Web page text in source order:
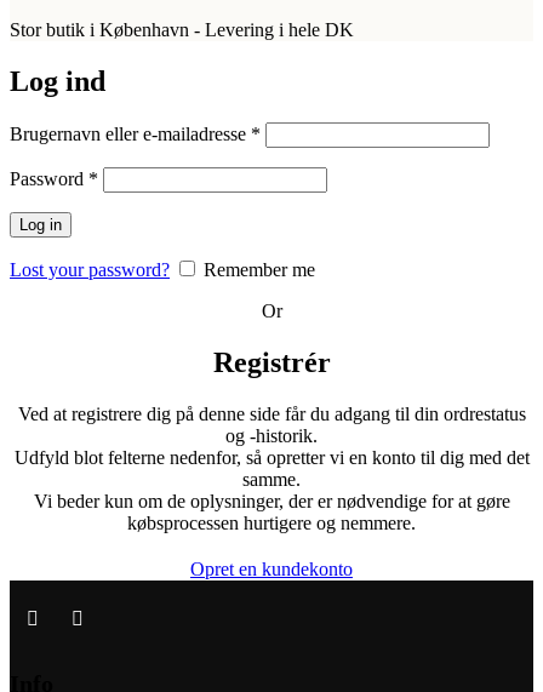
Stor butik i København - Levering i hele DK
Log ind
Brugernavn eller e-mailadresse *
Password *
Log in
Lost your password?
Remember me
Or
Registrér
Ved at registrere dig på denne side får du adgang til din ordrestatus
og -historik.
Udfyld blot felterne nedenfor, så opretter vi en konto til dig med det
samme.
Vi beder kun om de oplysninger, der er nødvendige for at gøre
købsprocessen hurtigere og nemmere.
Opret en kundekonto